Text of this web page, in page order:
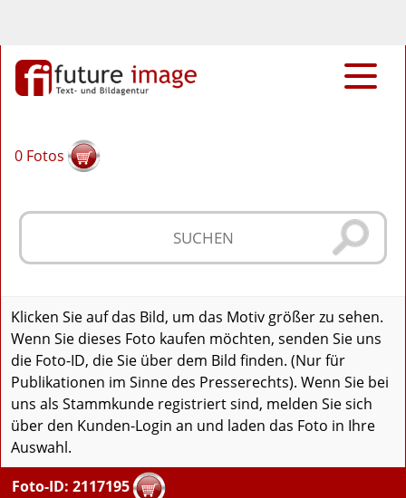
0 Fotos
Klicken Sie auf das Bild, um das Motiv größer zu sehen.
Wenn Sie dieses Foto kaufen möchten, senden Sie uns
die Foto-ID, die Sie über dem Bild finden. (Nur für
Publikationen im Sinne des Presserechts). Wenn Sie bei
uns als Stammkunde registriert sind, melden Sie sich
über den Kunden-Login an und laden das Foto in Ihre
Auswahl.
Foto-ID: 2117195